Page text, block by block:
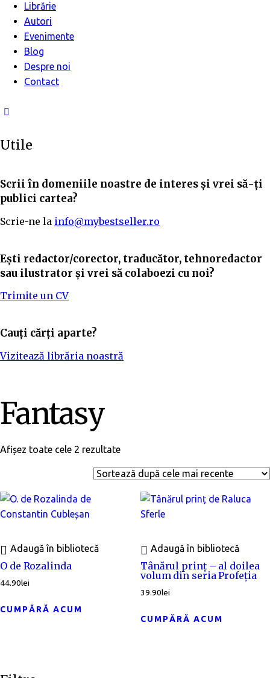
Librărie
Autori
Evenimente
Blog
Despre noi
Contact
Utile
Scrii în domeniile noastre de interes și vrei să-ți
publici cartea?
Scrie-ne la info@mybestseller.ro
Ești redactor/corector, traducător, tehnoredactor
sau ilustrator și vrei să colaboezi cu noi?
Trimite un CV
Cauți cărți aparte?
Vizitează librăria noastră
Fantasy
Afișez toate cele 2 rezultate
Adaugă în bibliotecă
O de Rozalinda
44.90lei
CUMPĂRĂ ACUM
Adaugă în bibliotecă
Tânărul prinț – al doilea
volum din seria Profeția
39.90lei
CUMPĂRĂ ACUM